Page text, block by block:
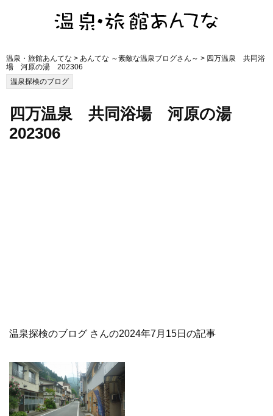
温泉・旅館あんてな > あんてな ～素敵な温泉ブログさん～ > 四万温泉 共同浴
場 河原の湯 202306
温泉探検のブログ
四万温泉 共同浴場 河原の湯
202306
温泉探検のブログ さんの2024年7月15日の記事